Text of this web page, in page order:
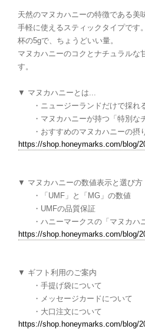
天然のマヌカハニーの特徴である美
手軽に使えるスティックタイプです
杯の5gで、ちょうどいい量。
マヌカハニーのコクとナチュラルな
す。
▼ マヌカハニーとは...
・ニュージーランドだけで採れ
・マヌカハニーが持つ「特別なチ
・おすすめのマヌカハニーの摂
https://shop.honeymarks.com/blog/
▼ マヌカハニーの数値表示と選び方
・「UMF」と「MG」の数値
・UMFの品質保証
・ハニーマークスの「マヌカハニ
https://shop.honeymarks.com/blog/
▼ ギフト利用のご案内
・手提げ袋について
・メッセージカードについて
・大口注文について
https://shop.honeymarks.com/blog/